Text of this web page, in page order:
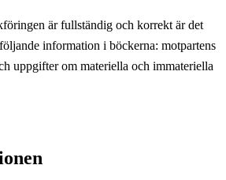
är fullständig och korrekt är det
information i böckerna: motpartens
uppgifter om materiella och immateriella